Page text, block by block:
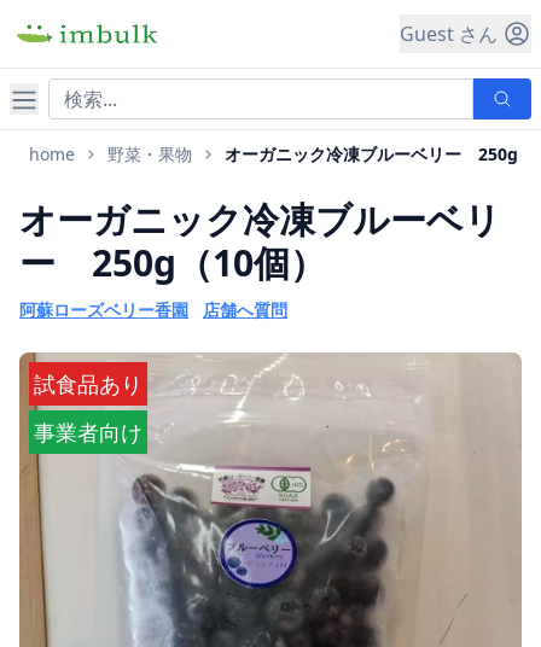
Guest さん
ナビゲーション
home 野菜・果物 オーガニック冷凍ブルーベリー 250g
オーガニック冷凍ブルーベリ
ー 250g（10個）
阿蘇ローズベリー香園 店舗へ質問
試食品あり
事業者向け